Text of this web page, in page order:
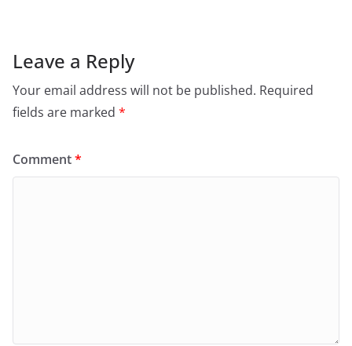
Leave a Reply
Your email address will not be published. Required
fields are marked *
Comment*